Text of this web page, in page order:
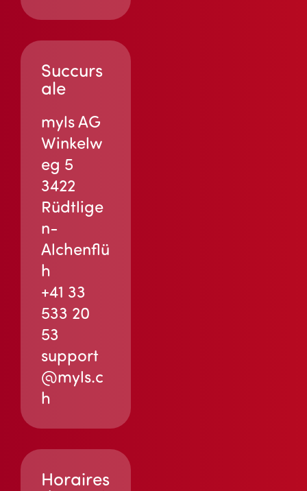
Succurs
ale
myls AG
Winkelw
eg 5
3422
Rüdtlige
n-
Alchenflü
h
+41 33
533 20
53
support
@myls.c
h
Horaires